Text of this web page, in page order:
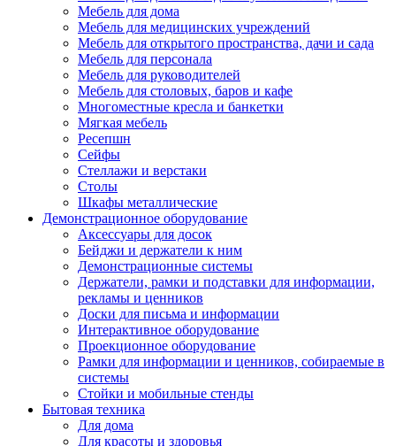
Мебель для дома
Мебель для медицинских учреждений
Мебель для открытого пространства, дачи и сада
Мебель для персонала
Мебель для руководителей
Мебель для столовых, баров и кафе
Многоместные кресла и банкетки
Мягкая мебель
Ресепшн
Сейфы
Стеллажи и верстаки
Столы
Шкафы металлические
Демонстрационное оборудование
Аксессуары для досок
Бейджи и держатели к ним
Демонстрационные системы
Держатели, рамки и подставки для информации,
рекламы и ценников
Доски для письма и информации
Интерактивное оборудование
Проекционное оборудование
Рамки для информации и ценников, собираемые в
системы
Стойки и мобильные стенды
Бытовая техника
Для дома
Для красоты и здоровья